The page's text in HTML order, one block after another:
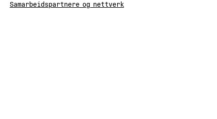
Samarbeidspartnere og nettverk